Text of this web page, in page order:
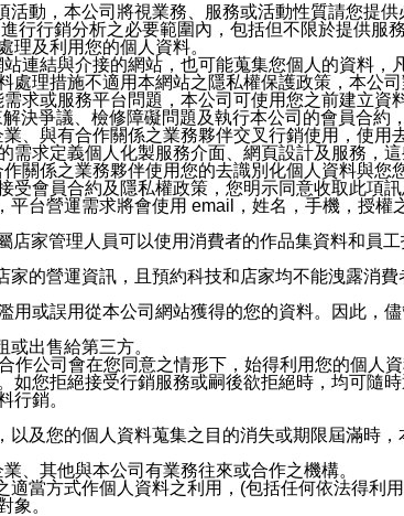
動，本公司將視業務、服務或活動性質請您提
行行銷分析之必要範圍內，包括但不限於提供
理及利用您的個人資料。
連結與介接的網站，也可能蒐集您個人的資料
理措施不適用本網站之隱私權保護政策，本公
求或服務平台問題，本公司可使用您之前建立
決爭議、檢修障礙問題及執行本公司的會員合約
、與有合作關係之業務夥伴交叉行銷使用，使
求定義個人化製服務介面、網頁設計及服務，
關係之業務夥伴使用您的去識別化個人資料與
會員合約及隱私權政策，您明示同意收取此項
台營運需求將會使用 email，姓名，手機，授
家管理人員可以使用消費者的作品集資料和員
的營運資訊，且預約科技和店家均不能洩露消
或誤用從本公司網站獲得的您的資料。因此，
出售給第三方。
公司會在您同意之情形下，始得利用您的個人
您拒絕接受行銷服務或嗣後欲拒絕時，均可隨
行銷。
及您的個人資料蒐集之目的消失或期限屆滿時
、其他與本公司有業務往來或合作之機構。
當方式作個人資料之利用，(包括任何依法得利
象。